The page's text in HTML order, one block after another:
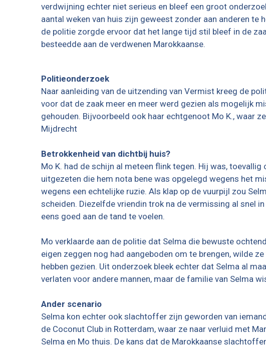
verdwijning echter niet serieus en bleef een groot
aantal weken van huis zijn geweest zonder aan anderen te
de politie zorgde ervoor dat het lange tijd stil bleef in de
besteedde aan de verdwenen Marokkaanse.
Politieonderzoek
Naar aanleiding van de uitzending van Vermist kreeg de
voor dat de zaak meer en meer werd gezien als mogelijk
gehouden. Bijvoorbeeld ook haar echtgenoot Mo K., waar
Mijdrecht
Betrokkenheid van dichtbij huis?
Mo K. had de schijn al meteen flink tegen. Hij was,
uitgezeten die hem nota bene was opgelegd wegens het
wegens een echtelijke ruzie. Als klap op de vuurpijl zou
scheiden. Diezelfde vriendin trok na de vermissing al snel
eens goed aan de tand te voelen.
Mo verklaarde aan de politie dat Selma die bewuste
eigen zeggen nog had aangeboden om te brengen, wilde
hebben gezien. Uit onderzoek bleek echter dat Selma al
verlaten voor andere mannen, maar de familie van Selma
Ander scenario
Selma kon echter ook slachtoffer zijn geworden van
de Coconut Club in Rotterdam, waar ze naar verluid met
Selma en Mo thuis. De kans dat de Marokkaanse